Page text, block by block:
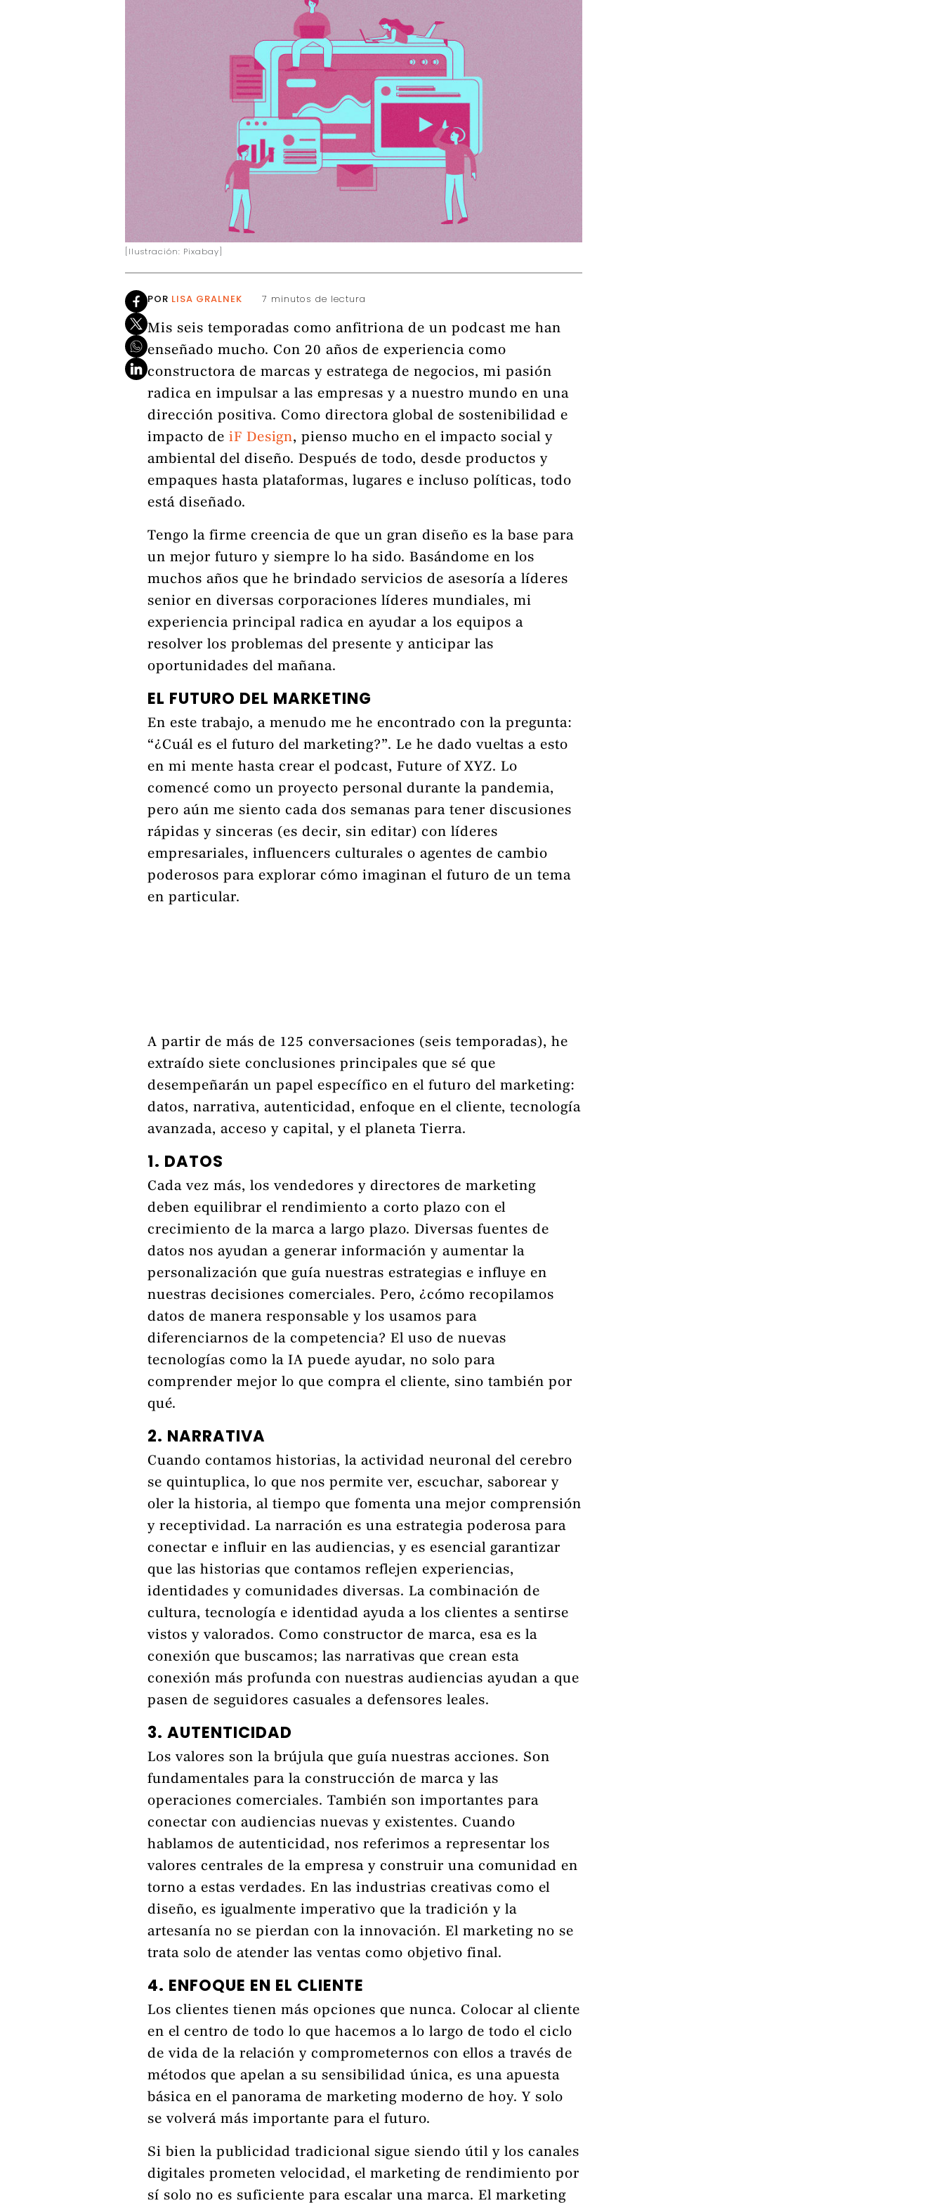
[Ilustración: Pixabay]
POR LISA GRALNEK 7 minutos de lectura
Mis seis temporadas como anfitriona de un podcast me han
enseñado mucho. Con 20 años de experiencia como
constructora de marcas y estratega de negocios, mi pasión
radica en impulsar a las empresas y a nuestro mundo en una
dirección positiva. Como directora global de sostenibilidad e
impacto de iF Design, pienso mucho en el impacto social y
ambiental del diseño. Después de todo, desde productos y
empaques hasta plataformas, lugares e incluso políticas, todo
está diseñado.
Tengo la firme creencia de que un gran diseño es la base para
un mejor futuro y siempre lo ha sido. Basándome en los
muchos años que he brindado servicios de asesoría a líderes
senior en diversas corporaciones líderes mundiales, mi
experiencia principal radica en ayudar a los equipos a
resolver los problemas del presente y anticipar las
oportunidades del mañana.
EL FUTURO DEL MARKETING
En este trabajo, a menudo me he encontrado con la pregunta:
“¿Cuál es el futuro del marketing?”. Le he dado vueltas a esto
en mi mente hasta crear el podcast, Future of XYZ. Lo
comencé como un proyecto personal durante la pandemia,
pero aún me siento cada dos semanas para tener discusiones
rápidas y sinceras (es decir, sin editar) con líderes
empresariales, influencers culturales o agentes de cambio
poderosos para explorar cómo imaginan el futuro de un tema
en particular.
A partir de más de 125 conversaciones (seis temporadas), he
extraído siete conclusiones principales que sé que
desempeñarán un papel específico en el futuro del marketing:
datos, narrativa, autenticidad, enfoque en el cliente, tecnología
avanzada, acceso y capital, y el planeta Tierra.
1. DATOS
Cada vez más, los vendedores y directores de marketing
deben equilibrar el rendimiento a corto plazo con el
crecimiento de la marca a largo plazo. Diversas fuentes de
datos nos ayudan a generar información y aumentar la
personalización que guía nuestras estrategias e influye en
nuestras decisiones comerciales. Pero, ¿cómo recopilamos
datos de manera responsable y los usamos para
diferenciarnos de la competencia? El uso de nuevas
tecnologías como la IA puede ayudar, no solo para
comprender mejor lo que compra el cliente, sino también por
qué.
2. NARRATIVA
Cuando contamos historias, la actividad neuronal del cerebro
se quintuplica, lo que nos permite ver, escuchar, saborear y
oler la historia, al tiempo que fomenta una mejor comprensión
y receptividad. La narración es una estrategia poderosa para
conectar e influir en las audiencias, y es esencial garantizar
que las historias que contamos reflejen experiencias,
identidades y comunidades diversas. La combinación de
cultura, tecnología e identidad ayuda a los clientes a sentirse
vistos y valorados. Como constructor de marca, esa es la
conexión que buscamos; las narrativas que crean esta
conexión más profunda con nuestras audiencias ayudan a que
pasen de seguidores casuales a defensores leales.
3. AUTENTICIDAD
Los valores son la brújula que guía nuestras acciones. Son
fundamentales para la construcción de marca y las
operaciones comerciales. También son importantes para
conectar con audiencias nuevas y existentes. Cuando
hablamos de autenticidad, nos referimos a representar los
valores centrales de la empresa y construir una comunidad en
torno a estas verdades. En las industrias creativas como el
diseño, es igualmente imperativo que la tradición y la
artesanía no se pierdan con la innovación. El marketing no se
trata solo de atender las ventas como objetivo final.
4. ENFOQUE EN EL CLIENTE
Los clientes tienen más opciones que nunca. Colocar al cliente
en el centro de todo lo que hacemos a lo largo de todo el ciclo
de vida de la relación y comprometernos con ellos a través de
métodos que apelan a su sensibilidad única, es una apuesta
básica en el panorama de marketing moderno de hoy. Y solo
se volverá más importante para el futuro.
Si bien la publicidad tradicional sigue siendo útil y los canales
digitales prometen velocidad, el marketing de rendimiento por
sí solo no es suficiente para escalar una marca. El marketing